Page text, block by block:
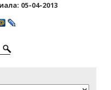
05-04-2013